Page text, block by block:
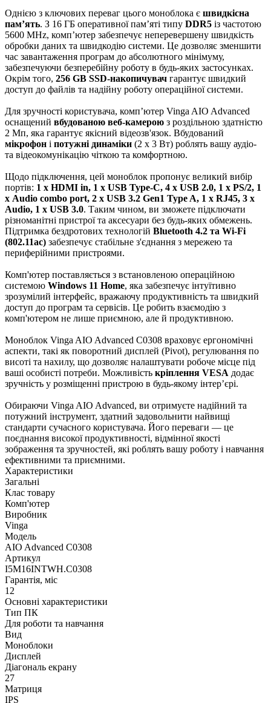
Однією з ключових переваг цього моноблока є швидкісна
пам’ять. З 16 ГБ оперативної пам’яті типу DDR5 із частотою
5600 MHz, комп’ютер забезпечує неперевершену швидкість
обробки даних та швидкодію системи. Це дозволяє зменшити
час завантаження програм до абсолютного мінімуму,
забезпечуючи безперебійну роботу в будь-яких застосунках.
Окрім того, 256 GB SSD-накопичувач гарантує швидкий
доступ до файлів та надійну роботу операційної системи.
Для зручності користувача, комп’ютер Vinga AIO Advanced
оснащений вбудованою веб-камерою з роздільною здатністю
2 Мп, яка гарантує якісний відеозв'язок. Вбудований
мікрофон і потужні динаміки (2 x 3 Вт) роблять вашу аудіо-
та відеокомунікацію чіткою та комфортною.
Щодо підключення, цей моноблок пропонує великий вибір
портів: 1 x HDMI in, 1 x USB Type-C, 4 x USB 2.0, 1 x PS/2, 1
х Audio combo port, 2 x USB 3.2 Gen1 Type A, 1 x RJ45, 3 x
Audio, 1 x USB 3.0. Таким чином, ви зможете підключати
різноманітні пристрої та аксесуари без будь-яких обмежень.
Підтримка бездротових технологій Bluetooth 4.2 та Wi-Fi
(802.11ac) забезпечує стабільне з'єднання з мережею та
периферійними пристроями.
Комп'ютер поставляється з встановленою операційною
системою Windows 11 Home, яка забезпечує інтуїтивно
зрозумілий інтерфейс, вражаючу продуктивність та швидкий
доступ до програм та сервісів. Це робить взаємодію з
комп'ютером не лише приємною, але й продуктивною.
Моноблок Vinga AIO Advanced C0308 враховує ергономічні
аспекти, такі як поворотний дисплей (Pivot), регулювання по
висоті та нахилу, що дозволяє налаштувати робоче місце під
ваші особисті потреби. Можливість кріплення VESA додає
зручність у розміщенні пристрою в будь-якому інтер’єрі.
Обираючи Vinga AIO Advanced, ви отримуєте надійний та
потужний інструмент, здатний задовольнити найвищі
стандарти сучасного користувача. Його переваги — це
поєднання високої продуктивності, відмінної якості
зображення та зручностей, які роблять вашу роботу і навчання
ефективними та приємними.
Характеристики
Загальні
Клас товару
Комп'ютер
Виробник
Vinga
Модель
AIO Advanced C0308
Артикул
I5M16INTWH.C0308
Гарантія, міс
12
Основні характеристики
Тип ПК
Для роботи та навчання
Вид
Моноблоки
Дисплей
Діагональ екрану
27
Матриця
IPS